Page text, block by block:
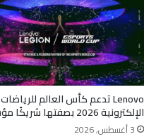
Lenovo تدعم كأس العالم للرياضات
الإلكترونية 2026 بصفتها شريكًا مؤسسًا
3 أغسطس, 2026